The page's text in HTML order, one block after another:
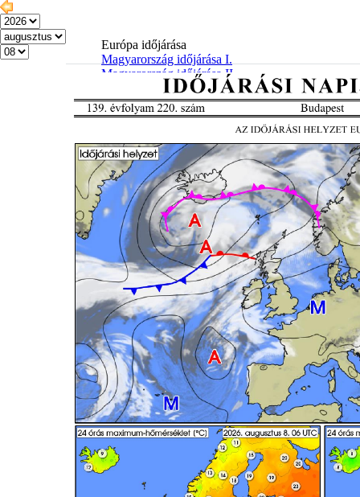
Európa időjárása
Magyarország időjárása I.
Magyarország időjárása II.
Elmúlt 24 óra adatai